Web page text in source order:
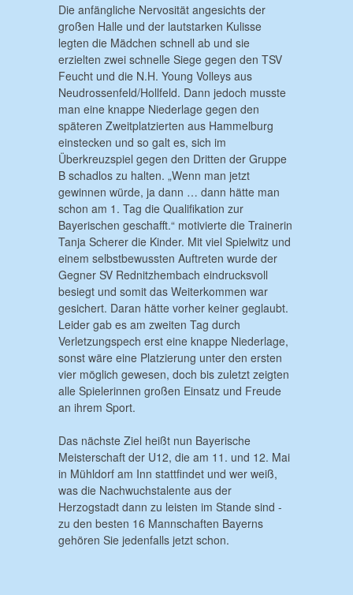
Die anfängliche Nervosität angesichts der
großen Halle und der lautstarken Kulisse
legten die Mädchen schnell ab und sie
erzielten zwei schnelle Siege gegen den TSV
Feucht und die N.H. Young Volleys aus
Neudrossenfeld/Hollfeld. Dann jedoch musste
man eine knappe Niederlage gegen den
späteren Zweitplatzierten aus Hammelburg
einstecken und so galt es, sich im
Überkreuzspiel gegen den Dritten der Gruppe
B schadlos zu halten. „Wenn man jetzt
gewinnen würde, ja dann … dann hätte man
schon am 1. Tag die Qualifikation zur
Bayerischen geschafft.“ motivierte die Trainerin
Tanja Scherer die Kinder. Mit viel Spielwitz und
einem selbstbewussten Auftreten wurde der
Gegner SV Rednitzhembach eindrucksvoll
besiegt und somit das Weiterkommen war
gesichert. Daran hätte vorher keiner geglaubt.
Leider gab es am zweiten Tag durch
Verletzungspech erst eine knappe Niederlage,
sonst wäre eine Platzierung unter den ersten
vier möglich gewesen, doch bis zuletzt zeigten
alle Spielerinnen großen Einsatz und Freude
an ihrem Sport.
Das nächste Ziel heißt nun Bayerische
Meisterschaft der U12, die am 11. und 12. Mai
in Mühldorf am Inn stattfindet und wer weiß,
was die Nachwuchstalente aus der
Herzogstadt dann zu leisten im Stande sind -
zu den besten 16 Mannschaften Bayerns
gehören Sie jedenfalls jetzt schon.